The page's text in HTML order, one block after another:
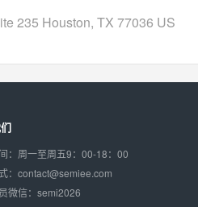
相同功能 相似度 37%
SGM7232 (圣邦微-SGM)
相同功能
235 Houston, TX 77036 US
：周一至周五9：00-18：00
：contact@semiee.com
微信：semi2026